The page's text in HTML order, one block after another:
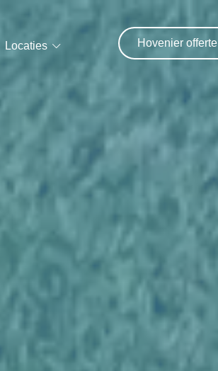
Locaties Hovenier offerte